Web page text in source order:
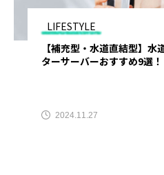
LIFESTYLE
【補充型・水道直結型】
ターサーバーおすすめ9選！
2024.11.27
駐車場予約 駐車場検索